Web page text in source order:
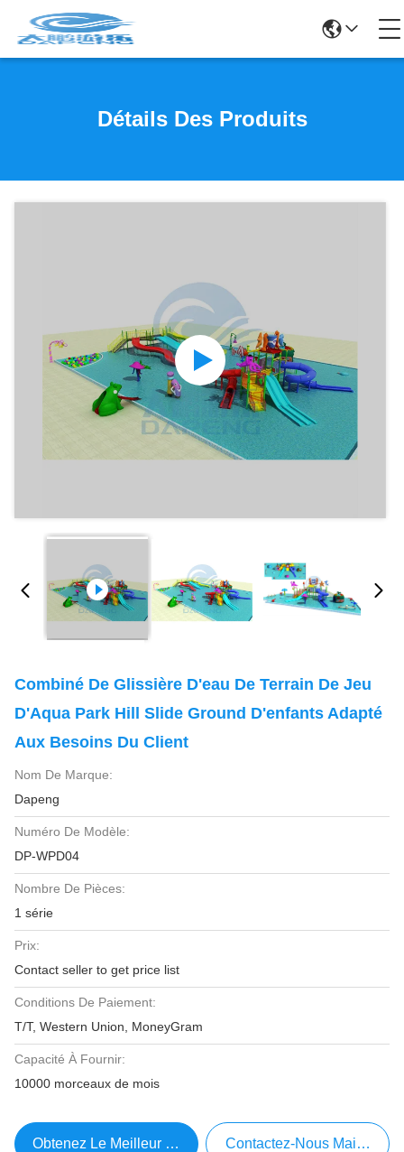
Détails Des Produits
Combiné De Glissière D'eau De Terrain De Jeu
D'Aqua Park Hill Slide Ground D'enfants Adapté
Aux Besoins Du Client
Nom De Marque:
Dapeng
Numéro De Modèle:
DP-WPD04
Nombre De Pièces:
1 série
Prix:
Contact seller to get price list
Conditions De Paiement:
T/T, Western Union, MoneyGram
Capacité À Fournir:
10000 morceaux de mois
Obtenez Le Meilleur Prix Contactez-Nous Maintenant